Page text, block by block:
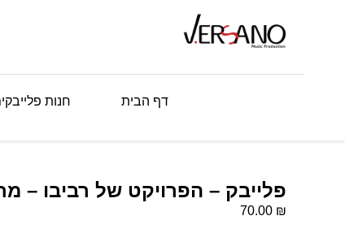
דף הבית חנות
פלייבק – הפרויקט של רביבו –
70.00 ₪